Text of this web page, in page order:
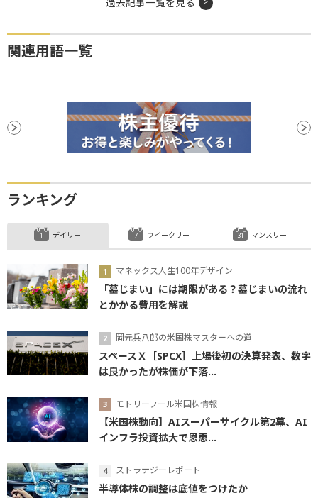
関連用語一覧
ランキング
デイリー
マネックス人生100年デザイン
「墓じまい」には期限がある？墓じまいの流れ
とかかる費用を解説
岡元兵八郎の米国株マスターへの道
スペースＸ［SPCX］上場後初の決算発表、数字
は良かったが株価が下落...
モトリーフール米国株情報
【米国株動向】AIスーパーサイクル第2幕、AI
インフラ投資拡大で恩恵...
ストラテジーレポート
半導体株の調整は底値をつけたか
ウイークリー マンスリー